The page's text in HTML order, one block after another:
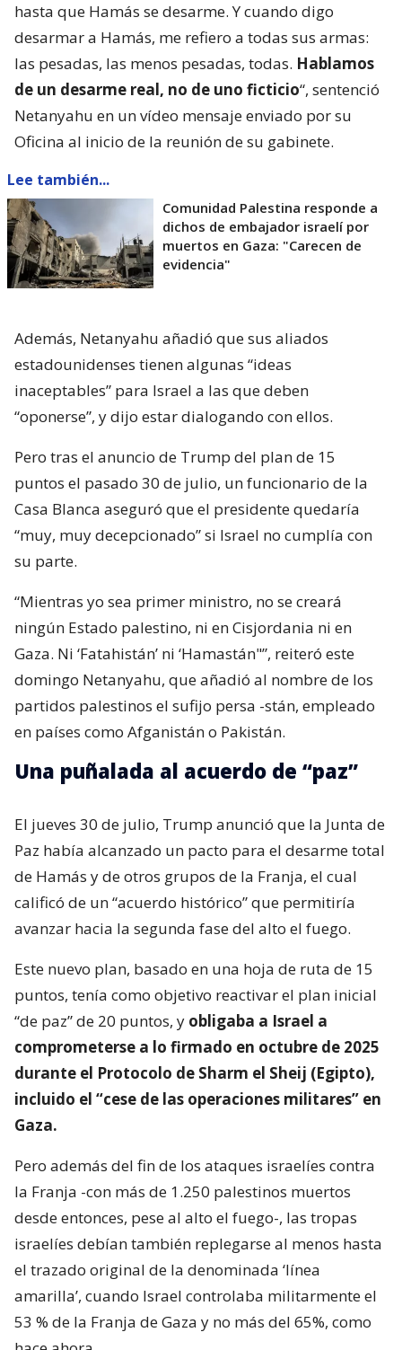
hasta que Hamás se desarme. Y cuando digo
desarmar a Hamás, me refiero a todas sus armas:
las pesadas, las menos pesadas, todas. Hablamos
de un desarme real, no de uno ficticio“, sentenció
Netanyahu en un vídeo mensaje enviado por su
Oficina al inicio de la reunión de su gabinete.
Lee también...
Comunidad Palestina responde a
dichos de embajador israelí por
muertos en Gaza: "Carecen de
evidencia"
Además, Netanyahu añadió que sus aliados
estadounidenses tienen algunas “ideas
inaceptables” para Israel a las que deben
“oponerse”, y dijo estar dialogando con ellos.
Pero tras el anuncio de Trump del plan de 15
puntos el pasado 30 de julio, un funcionario de la
Casa Blanca aseguró que el presidente quedaría
“muy, muy decepcionado” si Israel no cumplía con
su parte.
“Mientras yo sea primer ministro, no se creará
ningún Estado palestino, ni en Cisjordania ni en
Gaza. Ni ‘Fatahistán’ ni ‘Hamastán"”, reiteró este
domingo Netanyahu, que añadió al nombre de los
partidos palestinos el sufijo persa -stán, empleado
en países como Afganistán o Pakistán.
Una puñalada al acuerdo de “paz”
El jueves 30 de julio, Trump anunció que la Junta de
Paz había alcanzado un pacto para el desarme total
de Hamás y de otros grupos de la Franja, el cual
calificó de un “acuerdo histórico” que permitiría
avanzar hacia la segunda fase del alto el fuego.
Este nuevo plan, basado en una hoja de ruta de 15
puntos, tenía como objetivo reactivar el plan inicial
“de paz” de 20 puntos, y obligaba a Israel a
comprometerse a lo firmado en octubre de 2025
durante el Protocolo de Sharm el Sheij (Egipto),
incluido el “cese de las operaciones militares” en
Gaza.
Pero además del fin de los ataques israelíes contra
la Franja -con más de 1.250 palestinos muertos
desde entonces, pese al alto el fuego-, las tropas
israelíes debían también replegarse al menos hasta
el trazado original de la denominada ‘línea
amarilla’, cuando Israel controlaba militarmente el
53 % de la Franja de Gaza y no más del 65%, como